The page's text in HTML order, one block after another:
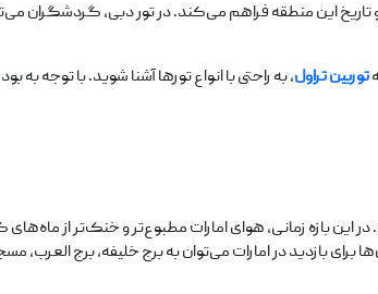
و تاریخ این منطقه فراهم می‌کند. در تور دبی، گردشگران
توربین تراول، به راحتی با انواع تورها آشنا شوید. با توجه
این بازه زمانی، هوای امارات مطبوع‌تر و خنک‌تر از
برای بازدید در امارات می‌توان به برج خلیفه، برج